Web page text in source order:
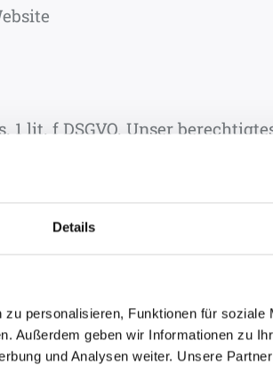
Details
personalisieren, Funktionen für soziale
Außerdem geben wir Informationen zu
und Analysen weiter. Unsere
lit. f DSGVO. Unser
Zwecke nicht mehr benötigt
E-Mail-Adresse
lassen, werden Ihre
der Anfrage und für
nicht ohne Ihre Einwilligung